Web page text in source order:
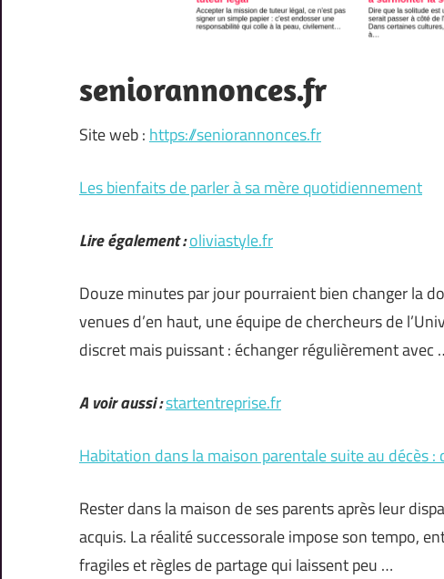
seniorannonces.fr
Site web : https://seniorannonces.fr
Les bienfaits de parler à sa mère quotidiennement
Lire également :oliviastyle.fr
Douze minutes par jour pourraient bien changer la
venues d’en haut, une équipe de chercheurs de
discret mais puissant : échanger régulièrement avec
A voir aussi :startentreprise.fr
Habitation dans la maison parentale suite au décès
Rester dans la maison de ses parents après leur
acquis. La réalité successorale impose son tempo,
fragiles et règles de partage qui laissent peu …